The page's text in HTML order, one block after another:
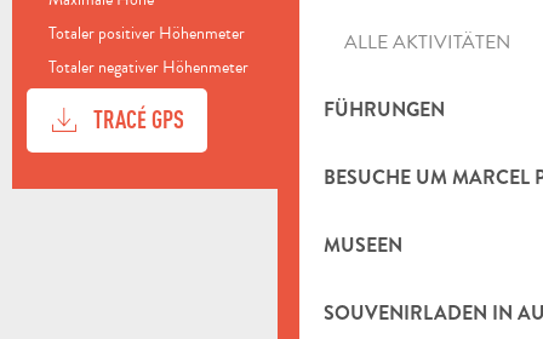
ALLE AKTIVITÄTEN
FÜHRUNGEN
BESUCHE UM MARCEL
MUSEEN
SOUVENIRLADEN IN
Totaler positiver Höhenmeter 1717 m
Totaler negativer Höhenmeter
DOKUMENTATION
TRACÉ GPS